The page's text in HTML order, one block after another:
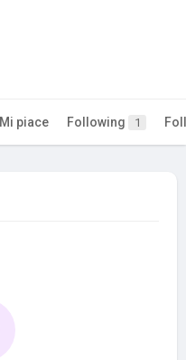
Mi piace Following 1